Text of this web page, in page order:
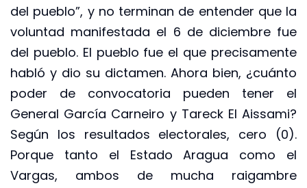
del pueblo”, y no terminan de entender que la
voluntad manifestada el 6 de diciembre fue
del pueblo. El pueblo fue el que precisamente
habló y dio su dictamen. Ahora bien, ¿cuánto
poder de convocatoria pueden tener el
General García Carneiro y Tareck El Aissami?
Según los resultados electorales, cero (0).
Porque tanto el Estado Aragua como el
Vargas, ambos de mucha raigambre